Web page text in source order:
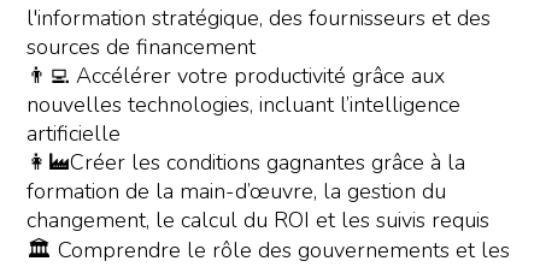
l'information stratégique, des fournisseurs et des
sources de financement
👨‍💻 Accélérer votre productivité grâce aux
nouvelles technologies, incluant l’intelligence
artificielle
👩‍🏭Créer les conditions gagnantes grâce à la
formation de la main-d’œuvre, la gestion du
changement, le calcul du ROI et les suivis requis
🏛️ Comprendre le rôle des gouvernements et les